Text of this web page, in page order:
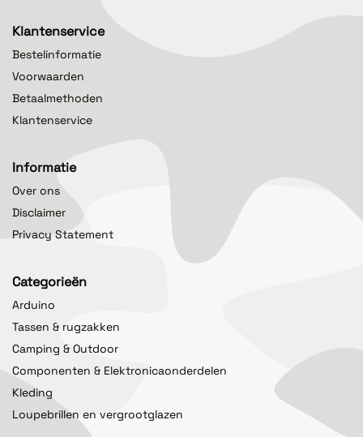
Klantenservice
Bestelinformatie
Voorwaarden
Betaalmethoden
Klantenservice
Informatie
Over ons
Disclaimer
Privacy Statement
Categorieën
Arduino
Tassen & rugzakken
Camping & Outdoor
Componenten & Elektronicaonderdelen
Kleding
Loupebrillen en vergrootglazen